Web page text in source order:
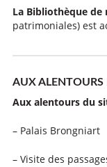
La Bibliothèque de
patrimoniales) est
AUX ALENTOURS
Aux alentours du
– Palais Brongniart
– Visite des